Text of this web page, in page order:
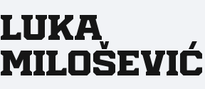
Luka
Milošević